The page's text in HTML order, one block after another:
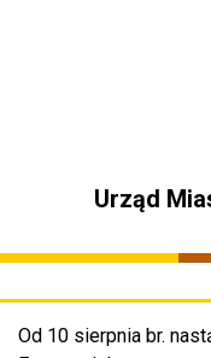
Urząd
Od 10 sierpnia br.